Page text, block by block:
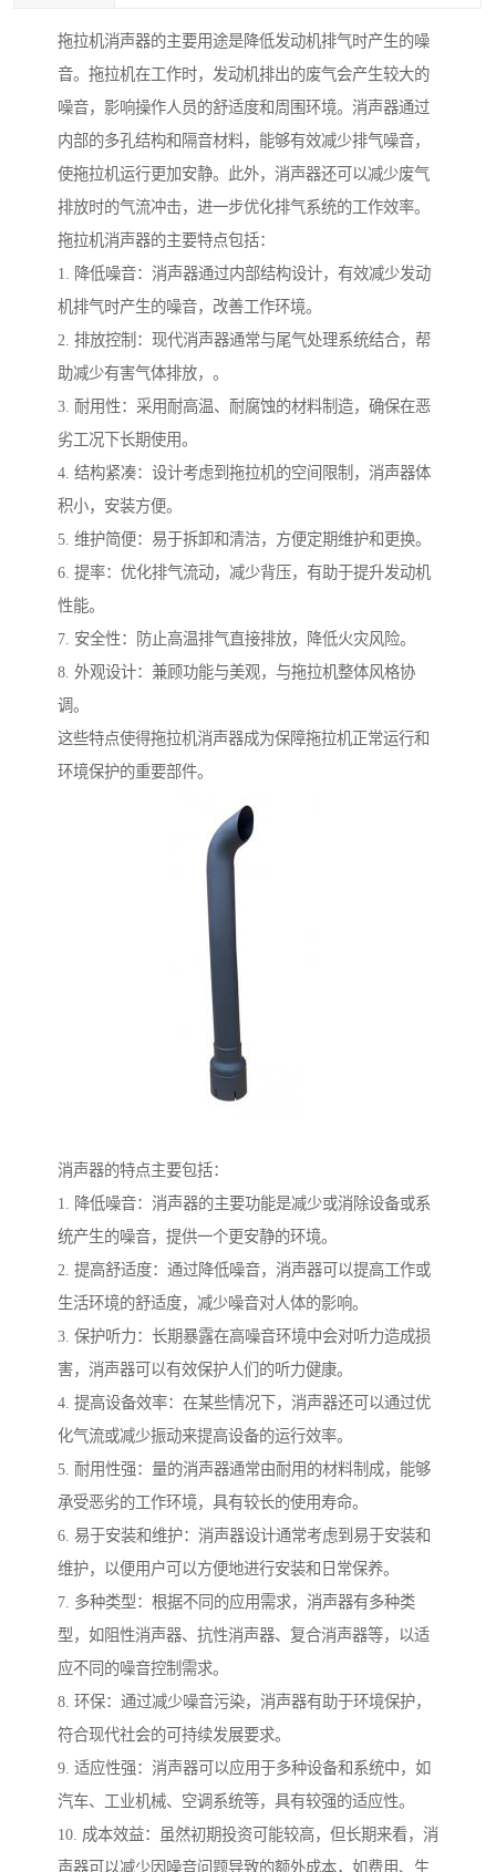
拖拉机消声器的主要用途是降低发动机排气时产生的噪
音。拖拉机在工作时，发动机排出的废气会产生较大的
噪音，影响操作人员的舒适度和周围环境。消声器通过
内部的多孔结构和隔音材料，能够有效减少排气噪音，
使拖拉机运行更加安静。此外，消声器还可以减少废气
排放时的气流冲击，进一步优化排气系统的工作效率。
拖拉机消声器的主要特点包括：
1. 降低噪音：消声器通过内部结构设计，有效减少发动
机排气时产生的噪音，改善工作环境。
2. 排放控制：现代消声器通常与尾气处理系统结合，帮
助减少有害气体排放，。
3. 耐用性：采用耐高温、耐腐蚀的材料制造，确保在恶
劣工况下长期使用。
4. 结构紧凑：设计考虑到拖拉机的空间限制，消声器体
积小，安装方便。
5. 维护简便：易于拆卸和清洁，方便定期维护和更换。
6. 提率：优化排气流动，减少背压，有助于提升发动机
性能。
7. 安全性：防止高温排气直接排放，降低火灾风险。
8. 外观设计：兼顾功能与美观，与拖拉机整体风格协
调。
这些特点使得拖拉机消声器成为保障拖拉机正常运行和
环境保护的重要部件。
消声器的特点主要包括：
1. 降低噪音：消声器的主要功能是减少或消除设备或系
统产生的噪音，提供一个更安静的环境。
2. 提高舒适度：通过降低噪音，消声器可以提高工作或
生活环境的舒适度，减少噪音对人体的影响。
3. 保护听力：长期暴露在高噪音环境中会对听力造成损
害，消声器可以有效保护人们的听力健康。
4. 提高设备效率：在某些情况下，消声器还可以通过优
化气流或减少振动来提高设备的运行效率。
5. 耐用性强：量的消声器通常由耐用的材料制成，能够
承受恶劣的工作环境，具有较长的使用寿命。
6. 易于安装和维护：消声器设计通常考虑到易于安装和
维护，以便用户可以方便地进行安装和日常保养。
7. 多种类型：根据不同的应用需求，消声器有多种类
型，如阻性消声器、抗性消声器、复合消声器等，以适
应不同的噪音控制需求。
8. 环保：通过减少噪音污染，消声器有助于环境保护，
符合现代社会的可持续发展要求。
9. 适应性强：消声器可以应用于多种设备和系统中，如
汽车、工业机械、空调系统等，具有较强的适应性。
10. 成本效益：虽然初期投资可能较高，但长期来看，消
声器可以减少因噪音问题导致的额外成本，如费用、生